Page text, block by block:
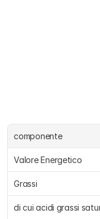
componente
Valore Energetico
Grassi
di cui acidi grassi